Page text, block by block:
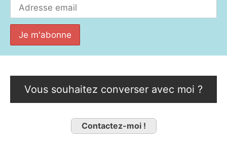
Vous souhaitez converser avec moi ?
Contactez-moi !